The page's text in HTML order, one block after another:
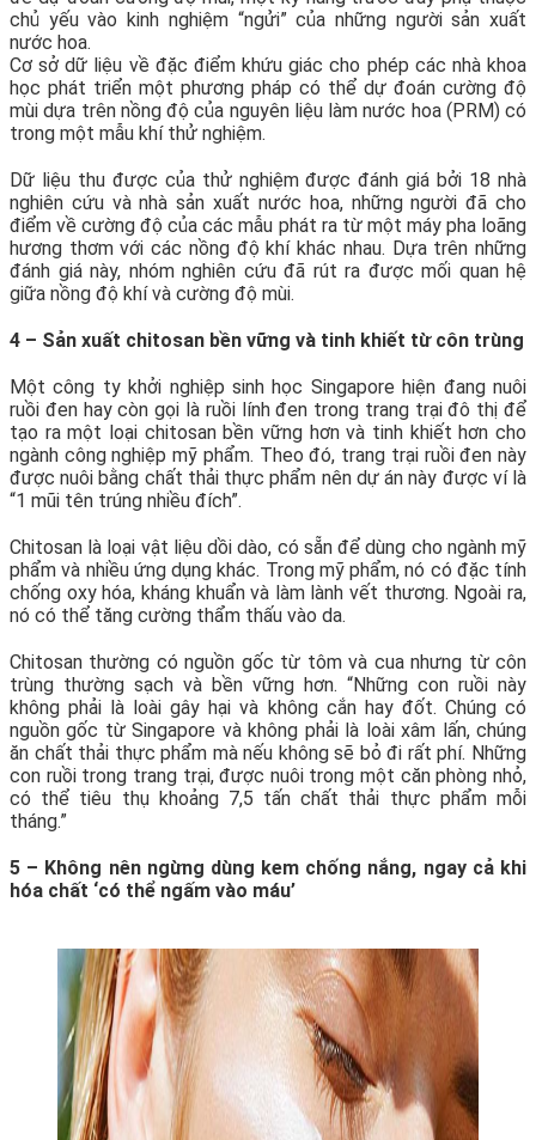
chủ yếu vào kinh nghiệm “ngửi” của những người sản xuất
nước hoa.
Cơ sở dữ liệu về đặc điểm khứu giác cho phép các nhà khoa
học phát triển một phương pháp có thể dự đoán cường độ
mùi dựa trên nồng độ của nguyên liệu làm nước hoa (PRM) có
trong một mẫu khí thử nghiệm.
Dữ liệu thu được của thử nghiệm được đánh giá bởi 18 nhà
nghiên cứu và nhà sản xuất nước hoa, những người đã cho
điểm về cường độ của các mẫu phát ra từ một máy pha loãng
hương thơm với các nồng độ khí khác nhau. Dựa trên những
đánh giá này, nhóm nghiên cứu đã rút ra được mối quan hệ
giữa nồng độ khí và cường độ mùi.
4 – Sản xuất chitosan bền vững và tinh khiết từ côn trùng
Một công ty khởi nghiệp sinh học Singapore hiện đang nuôi
ruồi đen hay còn gọi là ruồi lính đen trong trang trại đô thị để
tạo ra một loại chitosan bền vững hơn và tinh khiết hơn cho
ngành công nghiệp mỹ phẩm. Theo đó, trang trại ruồi đen này
được nuôi bằng chất thải thực phẩm nên dự án này được ví là
“1 mũi tên trúng nhiều đích”.
Chitosan là loại vật liệu dồi dào, có sẵn để dùng cho ngành mỹ
phẩm và nhiều ứng dụng khác. Trong mỹ phẩm, nó có đặc tính
chống oxy hóa, kháng khuẩn và làm lành vết thương. Ngoài ra,
nó có thể tăng cường thẩm thấu vào da.
Chitosan thường có nguồn gốc từ tôm và cua nhưng từ côn
trùng thường sạch và bền vững hơn. “Những con ruồi này
không phải là loài gây hại và không cắn hay đốt. Chúng có
nguồn gốc từ Singapore và không phải là loài xâm lấn, chúng
ăn chất thải thực phẩm mà nếu không sẽ bỏ đi rất phí. Những
con ruồi trong trang trại, được nuôi trong một căn phòng nhỏ,
có thể tiêu thụ khoảng 7,5 tấn chất thải thực phẩm mỗi
tháng.”
5 – Không nên ngừng dùng kem chống nắng, ngay cả khi
hóa chất ‘có thể ngấm vào máu’